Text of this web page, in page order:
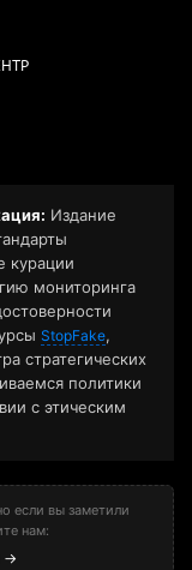
Издание
курации
мониторинга
StopFake,
стратегических
политики
с этическим
если вы заметили
нам:
→